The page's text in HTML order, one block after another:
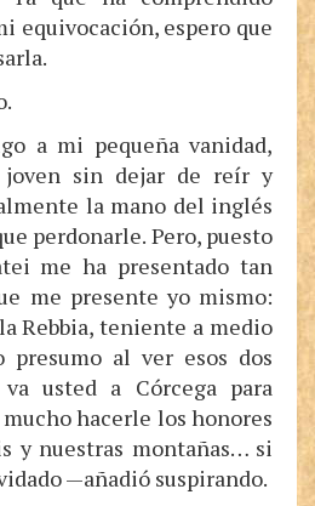
equivocación, espero que
a mi pequeña vanidad,
sin dejar de reír y
la mano del inglés
perdonarle. Pero, puesto
me ha presentado tan
me presente yo mismo:
Rebbia, teniente a medio
presumo al ver esos dos
usted a Córcega para
hacerle los honores
y nuestras montañas… si
—añadió suspirando.